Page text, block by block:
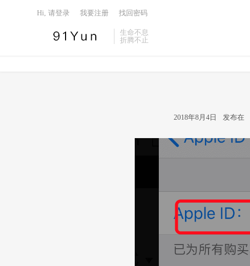
生命不息
折腾不止
Hi, 请登录 我要注册 找回密码
2018年8月4日 发布在